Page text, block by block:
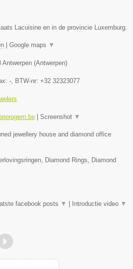
Lacuisine en in de provincie Luxemburg.
Google maps ▼
Antwerpen (Antwerpen)
-, BTW-nr: +32 32323077
Screenshot ▼
jewellery house and diamond office
Diamond Rings, Diamond
facebook posts ▼ Introductie video ▼